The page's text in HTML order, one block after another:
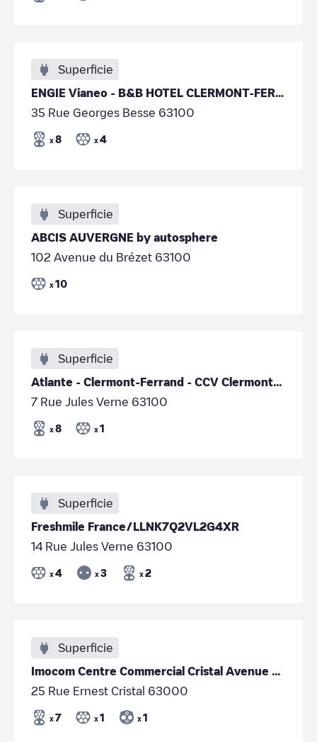
Superficie
ENGIE Vianeo - B&B HOTEL CLERMONT-FERRAND BRÉZET
35 Rue Georges Besse 63100
x 8 x 4
Superficie
ABCIS AUVERGNE by autosphere
102 Avenue du Brézet 63100
x 10
Superficie
Atlante - Clermont-Ferrand - CCV Clermont-Ferrand
7 Rue Jules Verne 63100
x 8 x 1
Superficie
Freshmile France/LLNK7Q2VL2G4XR
14 Rue Jules Verne 63100
x 4 x 3 x 2
Superficie
Imocom Centre Commercial Cristal Avenue Clermont Ferrand
25 Rue Ernest Cristal 63000
x 7 x 1 x 1